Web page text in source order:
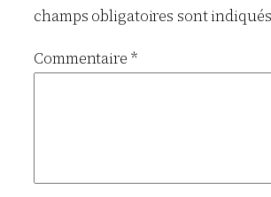
champs obligatoires sont
Commentaire *